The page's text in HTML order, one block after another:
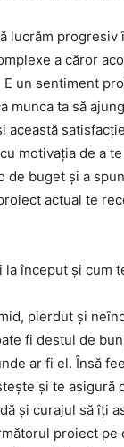
lucrăm progresiv
a căror
un sentiment
munca ta să
această
motivația de a
de buget și a
actual te
la început și cum
pierdut și
fi destul de
ar fi el. Însă
și te asigură
și curajul să îți
proiect pe